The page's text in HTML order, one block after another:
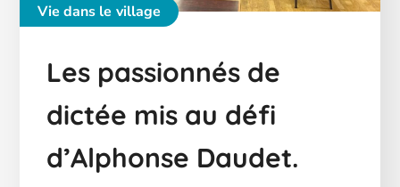
Vie dans le village
Les passionnés de
dictée mis au défi
d’Alphonse Daudet.